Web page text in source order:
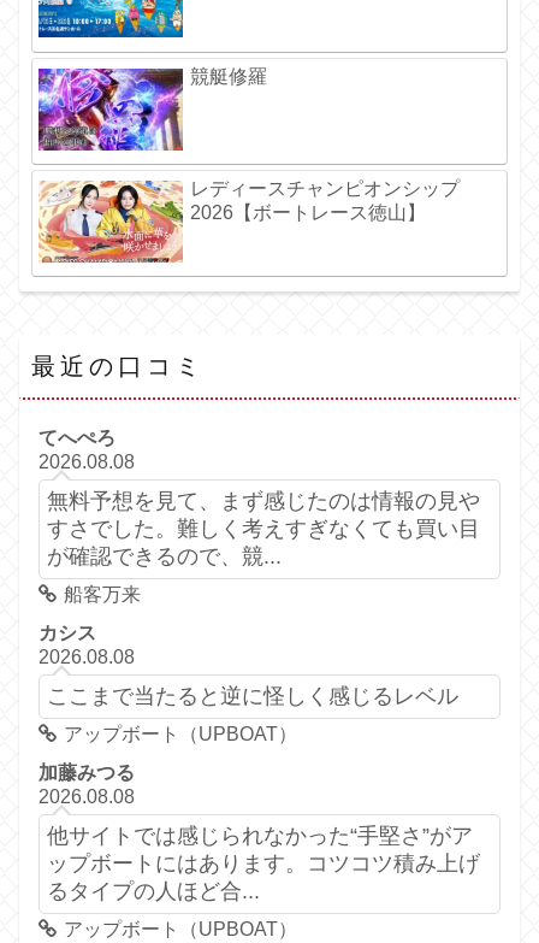
競艇修羅
レディースチャンピオンシップ
2026【ボートレース徳山】
最近の口コミ
てへぺろ
2026.08.08
無料予想を見て、まず感じたのは情報の見や
すさでした。難しく考えすぎなくても買い目
が確認できるので、競...
船客万来
カシス
2026.08.08
ここまで当たると逆に怪しく感じるレベル
アップボート（UPBOAT）
加藤みつる
2026.08.08
他サイトでは感じられなかった“手堅さ”がア
ップボートにはあります。コツコツ積み上げ
るタイプの人ほど合...
アップボート（UPBOAT）